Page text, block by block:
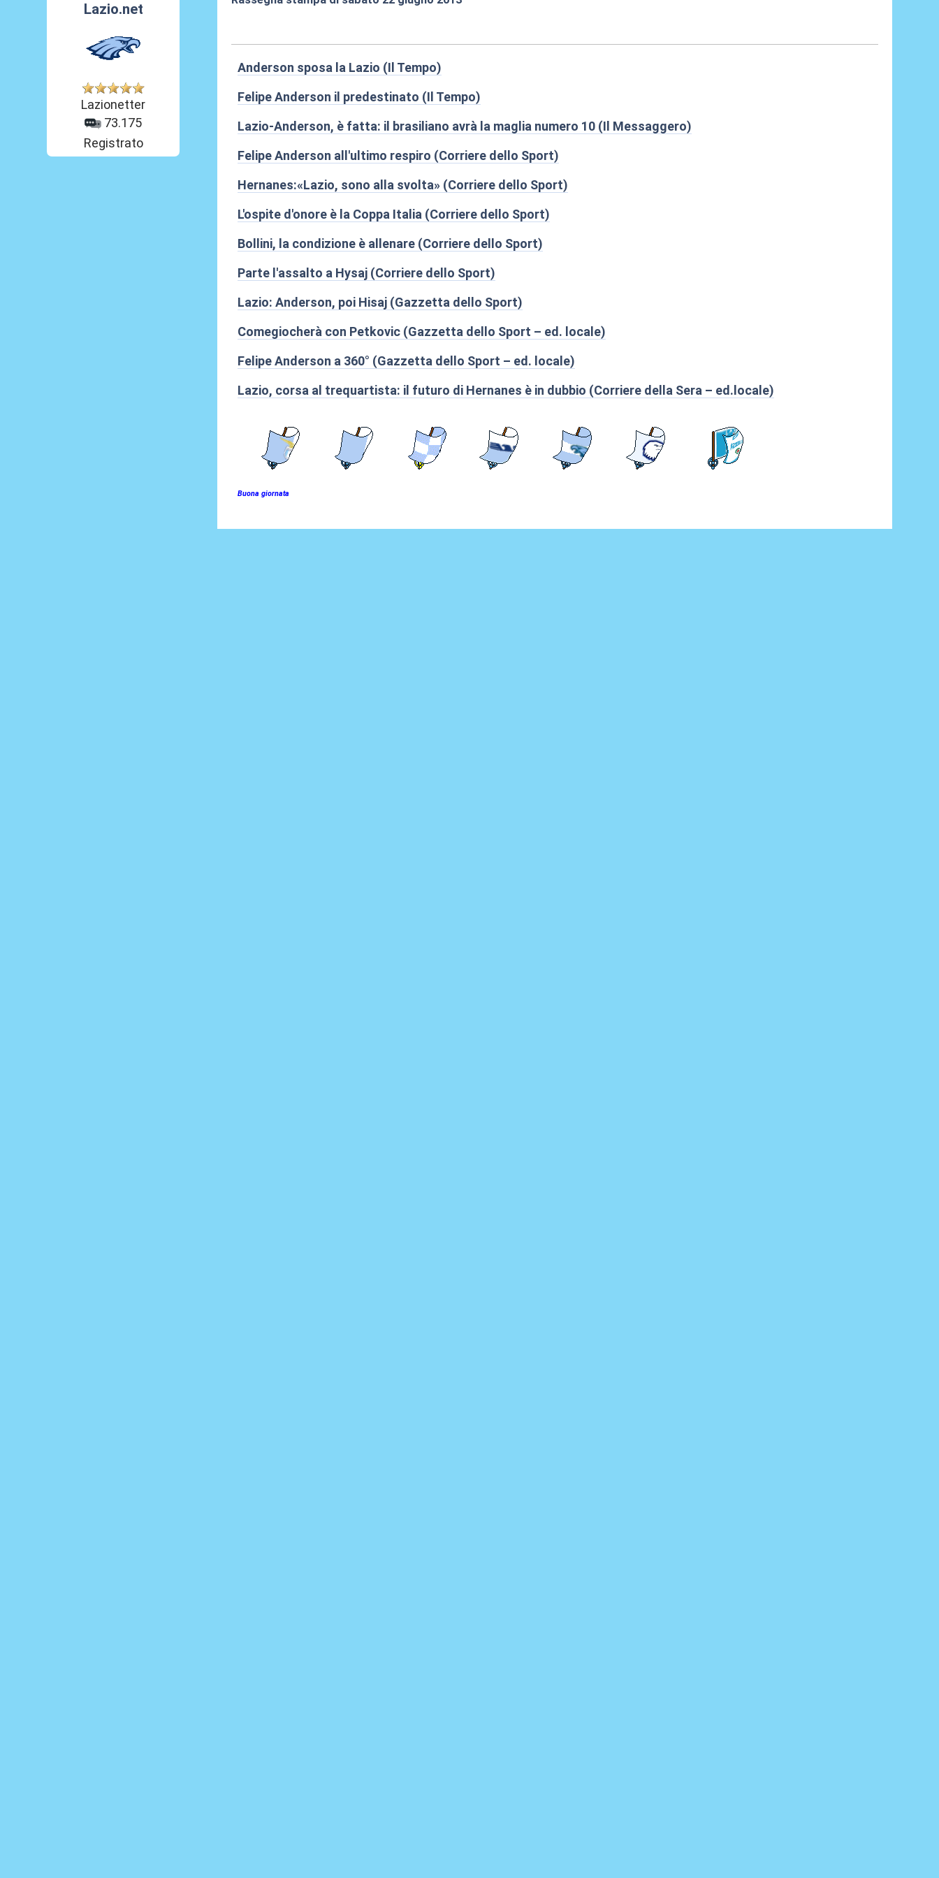
Lazio.net
Lazionetter
73.175
Registrato
Anderson sposa la Lazio (Il Tempo)
Felipe Anderson il predestinato (Il Tempo)
Lazio-Anderson, è fatta: il brasiliano avrà la maglia numero 10 (Il Messaggero)
Felipe Anderson all'ultimo respiro (Corriere dello Sport)
Hernanes:«Lazio, sono alla svolta» (Corriere dello Sport)
L'ospite d'onore è la Coppa Italia (Corriere dello Sport)
Bollini, la condizione è allenare (Corriere dello Sport)
Parte l'assalto a Hysaj (Corriere dello Sport)
Lazio: Anderson, poi Hisaj (Gazzetta dello Sport)
Comegiocherà con Petkovic (Gazzetta dello Sport – ed. locale)
Felipe Anderson a 360° (Gazzetta dello Sport – ed. locale)
Lazio, corsa al trequartista: il futuro di Hernanes è in dubbio (Corriere della Sera – ed.locale)
Buona giornata